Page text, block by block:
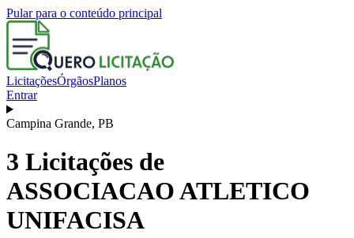
Pular para o conteúdo principal
LicitaçõesÓrgãosPlanos
Entrar
Campina Grande, PB
3 Licitações de
ASSOCIACAO ATLETICO
UNIFACISA